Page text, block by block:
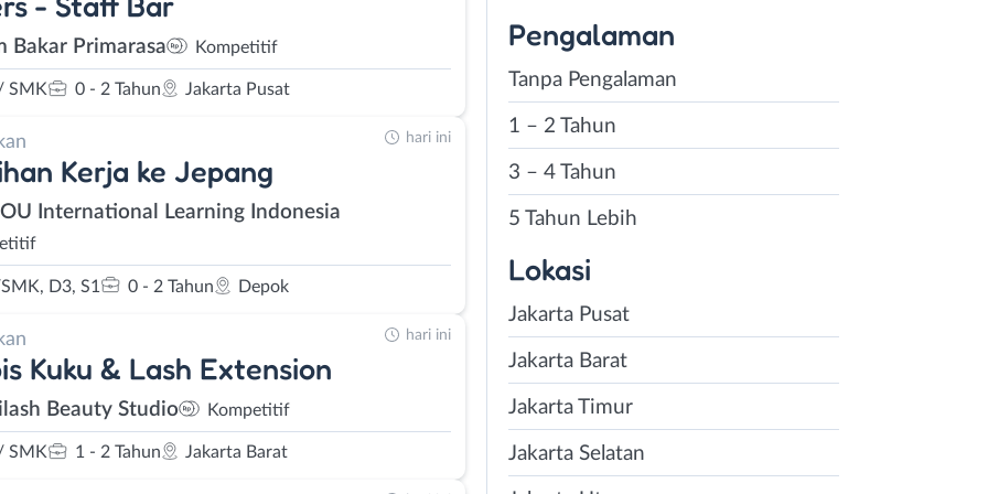
Lowongan kerja dibagi dalam berbagai kategori berdasarkan jenis profesi,
pendidikan, status pekerjaan, dan lokasi.
Adanya bagian ringkasan pekerjaan dalam setiap halaman lowongan yang
memudahkan pengguna mencari informasi terpenting seperti minimal
pendidikan, umur, dan batas lamaran secara cepat.
Tersedianya tombol lamaran yang terintegrasi dengan aplikasi Email dan
Whatsapp, sehingga apabila masyarakat tertarik bisa langsung melamar
Terdapat tombol simpan bagi pengguna yang ingin menyimpan lowongan
agar di kemudian hari dapat mudah menemukan lowongan yang
Selain itu juga terdapat tombol bagikan yang akan memudahkan
pengunjung untuk membagikan informasi lowongan pekerjaan di Jakarta
Selain fitur yang disebutkan diatas, JakartaKerja.com juga masih memiliki
Bakar Primarasa Kompetitif
SMK 0 - 2 Tahun Jakarta Pusat
Kerja ke Jepang
International Learning Indonesia
D3, S1 0 - 2 Tahun Depok
hari ini
Kuku & Lash Extension
Beauty Studio Kompetitif
SMK 1 - 2 Tahun Jakarta Barat
hari ini
Pengalaman
Tanpa Pengalaman
1 – 2 Tahun
3 – 4 Tahun
5 Tahun Lebih
Lokasi
Jakarta Pusat
Jakarta Barat
Jakarta Timur
Jakarta Selatan